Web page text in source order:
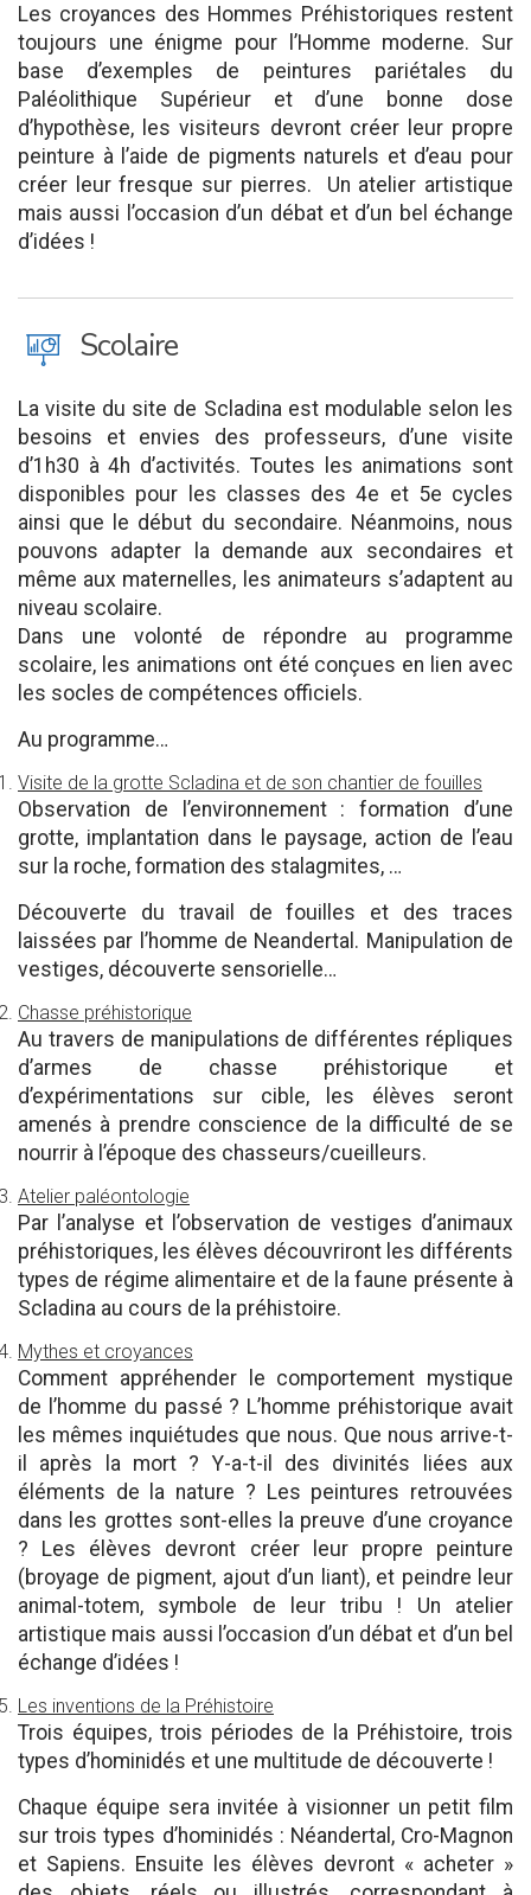
Les croyances des Hommes Préhistoriques restent
toujours une énigme pour l’Homme moderne. Sur
base d’exemples de peintures pariétales du
Paléolithique Supérieur et d’une bonne dose
d’hypothèse, les visiteurs devront créer leur propre
peinture à l’aide de pigments naturels et d’eau pour
créer leur fresque sur pierres. Un atelier artistique
mais aussi l’occasion d’un débat et d’un bel échange
d’idées !
J Scolaire
La visite du site de Scladina est modulable selon les
besoins et envies des professeurs, d’une visite
d’1h30 à 4h d’activités. Toutes les animations sont
disponibles pour les classes des 4e et 5e cycles
ainsi que le début du secondaire. Néanmoins, nous
pouvons adapter la demande aux secondaires et
même aux maternelles, les animateurs s’adaptent au
niveau scolaire.
Dans une volonté de répondre au programme
scolaire, les animations ont été conçues en lien avec
les socles de compétences officiels.
Au programme…
Visite de la grotte Scladina et de son chantier de fouilles
Observation de l’environnement : formation d’une
grotte, implantation dans le paysage, action de l’eau
sur la roche, formation des stalagmites, …
Découverte du travail de fouilles et des traces
laissées par l’homme de Neandertal. Manipulation de
vestiges, découverte sensorielle…
Chasse préhistorique
Au travers de manipulations de différentes répliques
d’armes de chasse préhistorique et
d’expérimentations sur cible, les élèves seront
amenés à prendre conscience de la difficulté de se
nourrir à l’époque des chasseurs/cueilleurs.
Atelier paléontologie
Par l’analyse et l’observation de vestiges d’animaux
préhistoriques, les élèves découvriront les différents
types de régime alimentaire et de la faune présente à
Scladina au cours de la préhistoire.
Mythes et croyances
Comment appréhender le comportement mystique
de l’homme du passé ? L’homme préhistorique avait
les mêmes inquiétudes que nous. Que nous arrive-t-
il après la mort ? Y-a-t-il des divinités liées aux
éléments de la nature ? Les peintures retrouvées
dans les grottes sont-elles la preuve d’une croyance
? Les élèves devront créer leur propre peinture
(broyage de pigment, ajout d’un liant), et peindre leur
animal-totem, symbole de leur tribu ! Un atelier
artistique mais aussi l’occasion d’un débat et d’un bel
échange d’idées !
Les inventions de la Préhistoire
Trois équipes, trois périodes de la Préhistoire, trois
types d’hominidés et une multitude de découverte !
Chaque équipe sera invitée à visionner un petit film
sur trois types d’hominidés : Néandertal, Cro-Magnon
et Sapiens. Ensuite les élèves devront « acheter »